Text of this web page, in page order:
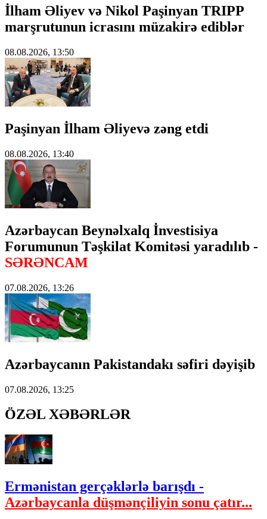
İlham Əliyev və Nikol Paşinyan TRIPP
marşrutunun icrasını müzakirə ediblər
08.08.2026, 13:50
Paşinyan İlham Əliyevə zəng etdi
08.08.2026, 13:40
Azərbaycan Beynəlxalq İnvestisiya
Forumunun Təşkilat Komitəsi yaradılıb -
SƏRƏNCAM
07.08.2026, 13:26
Azərbaycanın Pakistandakı səfiri dəyişib
07.08.2026, 13:25
ÖZƏL XƏBƏRLƏR
Ermənistan gerçəklərlə barışdı -
Azərbaycanla düşmənçiliyin sonu çatır...